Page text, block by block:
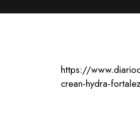
https://
crean-hydra-